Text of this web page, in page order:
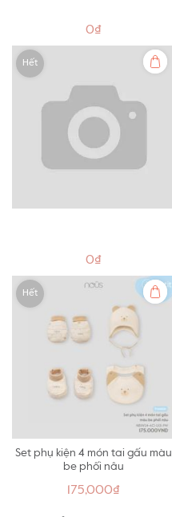
0₫
Hết
0₫
Hết
Set phụ kiện 4 món tai gấu màu
be phối nâu
175,000₫